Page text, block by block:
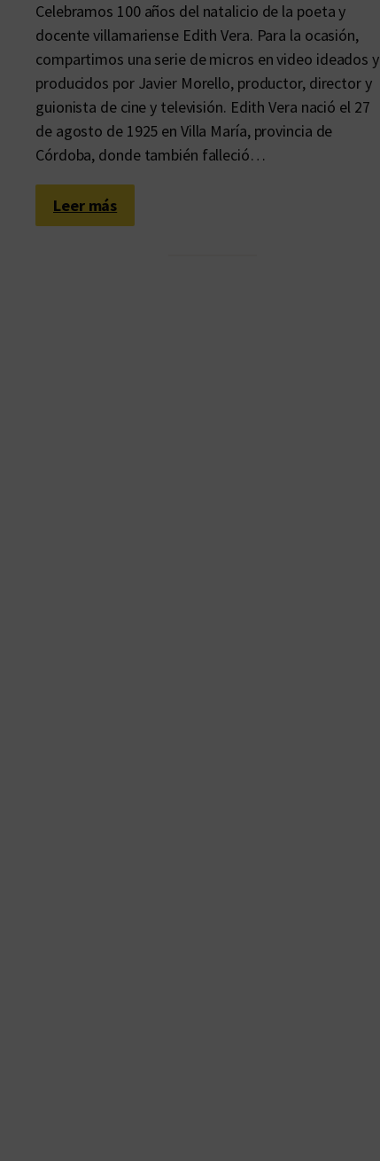
Celebramos 100 años del natalicio de la poeta y
docente villamariense Edith Vera. Para la ocasión,
compartimos una serie de micros en video ideados y
producidos por Javier Morello, productor, director y
guionista de cine y televisión. Edith Vera nació el 27
de agosto de 1925 en Villa María, provincia de
Córdoba, donde también falleció…
Leer más:
A